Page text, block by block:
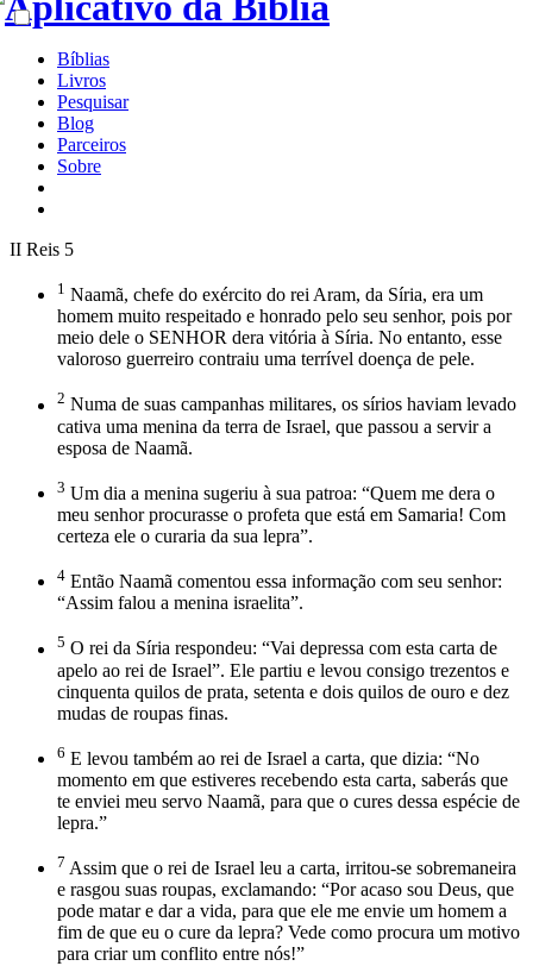
Bíblias
Livros
Pesquisar
Blog
Parceiros
Sobre
II Reis 5
1 Naamã, chefe do exército do rei Aram, da Síria, era um
homem muito respeitado e honrado pelo seu senhor, pois por
meio dele o SENHOR dera vitória à Síria. No entanto, esse
valoroso guerreiro contraiu uma terrível doença de pele.
2 Numa de suas campanhas militares, os sírios haviam levado
cativa uma menina da terra de Israel, que passou a servir a
esposa de Naamã.
3 Um dia a menina sugeriu à sua patroa: “Quem me dera o
meu senhor procurasse o profeta que está em Samaria! Com
certeza ele o curaria da sua lepra”.
4 Então Naamã comentou essa informação com seu senhor:
“Assim falou a menina israelita”.
5 O rei da Síria respondeu: “Vai depressa com esta carta de
apelo ao rei de Israel”. Ele partiu e levou consigo trezentos e
cinquenta quilos de prata, setenta e dois quilos de ouro e dez
mudas de roupas finas.
6 E levou também ao rei de Israel a carta, que dizia: “No
momento em que estiveres recebendo esta carta, saberás que
te enviei meu servo Naamã, para que o cures dessa espécie de
lepra.”
7 Assim que o rei de Israel leu a carta, irritou-se sobremaneira
e rasgou suas roupas, exclamando: “Por acaso sou Deus, que
pode matar e dar a vida, para que ele me envie um homem a
fim de que eu o cure da lepra? Vede como procura um motivo
para criar um conflito entre nós!”